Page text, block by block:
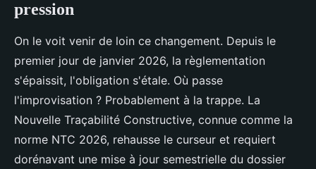
pression
On le voit venir de loin ce changement. Depuis le
premier jour de janvier 2026, la règlementation
s'épaissit, l'obligation s'étale. Où passe
l'improvisation ? Probablement à la trappe. La
Nouvelle Traçabilité Constructive, connue comme la
norme NTC 2026, rehausse le curseur et requiert
dorénavant une mise à jour semestrielle du dossier